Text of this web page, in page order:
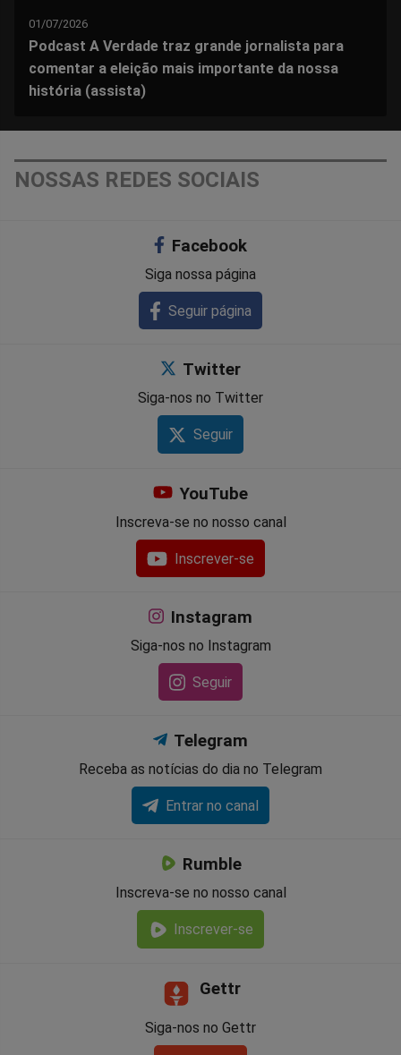
01/07/2026
Podcast A Verdade traz grande jornalista para
comentar a eleição mais importante da nossa
história (assista)
NOSSAS REDES SOCIAIS
Facebook
Siga nossa página
Seguir página
Twitter
Siga-nos no Twitter
Seguir
YouTube
Inscreva-se no nosso canal
Inscrever-se
Instagram
Siga-nos no Instagram
Seguir
Telegram
Receba as notícias do dia no Telegram
Entrar no canal
Rumble
Inscreva-se no nosso canal
Inscrever-se
Gettr
Siga-nos no Gettr